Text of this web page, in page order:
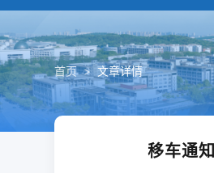
首页 > 文章详情
移车通知